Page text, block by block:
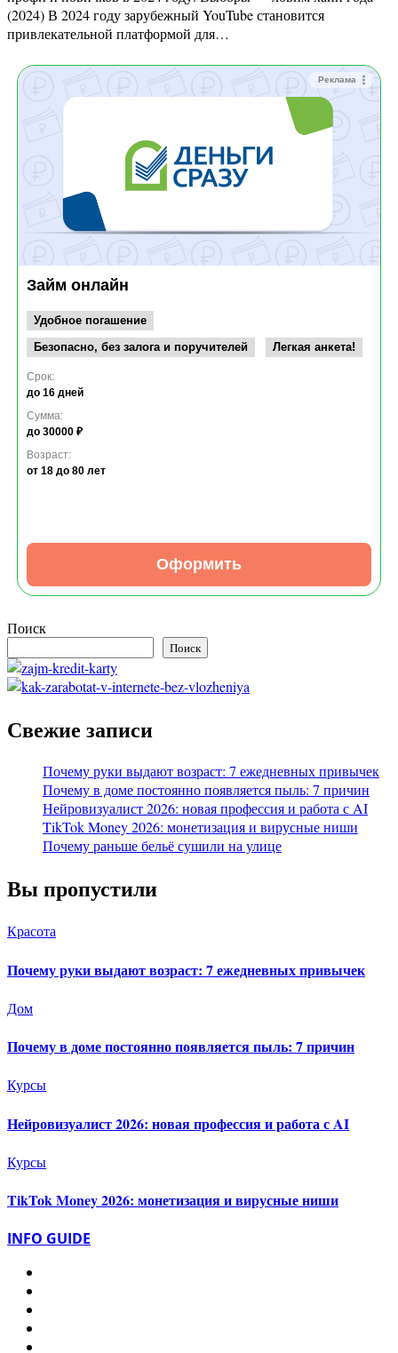
(2024) В 2024 году зарубежный YouTube становится
привлекательной платформой для…
Реклама
Займ онлайн
Удобное погашение
Безопасно, без залога и поручителей
Легкая анкета!
Срок:
до 16 дней
Сумма:
до 30000 ₽
Возраст:
от 18 до 80 лет
Оформить
Поиск
Поиск
Свежие записи
Почему руки выдают возраст: 7 ежедневных привычек
Почему в доме постоянно появляется пыль: 7 причин
Нейровизуалист 2026: новая профессия и работа с AI
TikTok Money 2026: монетизация и вирусные ниши
Почему раньше бельё сушили на улице
Вы пропустили
Красота
Почему руки выдают возраст: 7 ежедневных привычек
Дом
Почему в доме постоянно появляется пыль: 7 причин
Курсы
Нейровизуалист 2026: новая профессия и работа с AI
Курсы
TikTok Money 2026: монетизация и вирусные ниши
INFO GUIDE